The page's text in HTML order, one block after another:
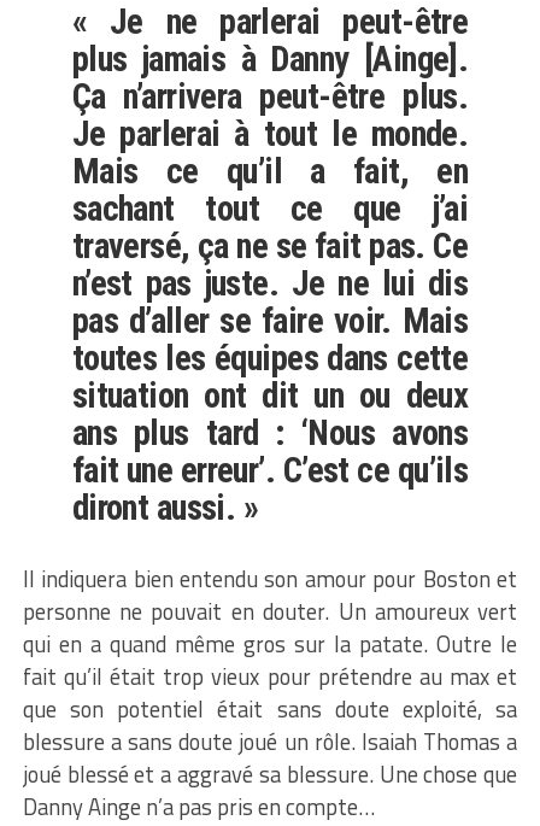
« Je ne parlerai peut-être
plus jamais à Danny [Ainge].
Ça n’arrivera peut-être plus.
Je parlerai à tout le monde.
Mais ce qu’il a fait, en
sachant tout ce que j’ai
traversé, ça ne se fait pas. Ce
n’est pas juste. Je ne lui dis
pas d’aller se faire voir. Mais
toutes les équipes dans cette
situation ont dit un ou deux
ans plus tard : ‘Nous avons
fait une erreur’. C’est ce qu’ils
diront aussi. »
Il indiquera bien entendu son amour pour Boston et
personne ne pouvait en douter. Un amoureux vert
qui en a quand même gros sur la patate. Outre le
fait qu’il était trop vieux pour prétendre au max et
que son potentiel était sans doute exploité, sa
blessure a sans doute joué un rôle. Isaiah Thomas a
joué blessé et a aggravé sa blessure. Une chose que
Danny Ainge n’a pas pris en compte…